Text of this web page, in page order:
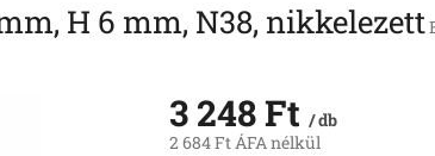
H 6 mm, N38, nikkelezett
3 248 Ft / db
2 684 Ft ÁFA nélkül